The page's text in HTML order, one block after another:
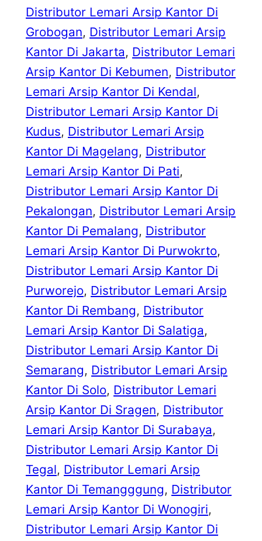
Distributor Lemari Arsip Kantor Di
Grobogan, Distributor Lemari Arsip
Kantor Di Jakarta, Distributor Lemari
Arsip Kantor Di Kebumen, Distributor
Lemari Arsip Kantor Di Kendal
Distributor Lemari Arsip Kantor Di
Kudus, Distributor Lemari Arsip
Kantor Di Magelang, Distributor
Lemari Arsip Kantor Di Pati
Distributor Lemari Arsip Kantor Di
Pekalongan, Distributor Lemari Arsip
Kantor Di Pemalang, Distributor
Lemari Arsip Kantor Di Purwokrto
Distributor Lemari Arsip Kantor Di
Purworejo, Distributor Lemari Arsip
Kantor Di Rembang, Distributor
Lemari Arsip Kantor Di Salatiga
Distributor Lemari Arsip Kantor Di
Semarang, Distributor Lemari Arsip
Kantor Di Solo, Distributor Lemari
Arsip Kantor Di Sragen, Distributor
Lemari Arsip Kantor Di Surabaya
Distributor Lemari Arsip Kantor Di
Tegal, Distributor Lemari Arsip
Kantor Di Temangggung, Distributor
Lemari Arsip Kantor Di Wonogiri
Distributor Lemari Arsip Kantor Di